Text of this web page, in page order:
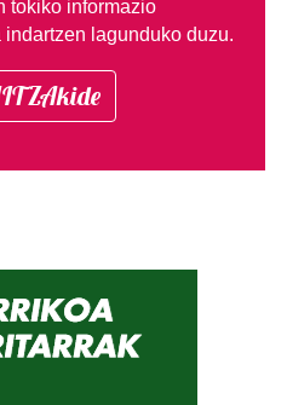
tokiko informazio
lagunduko duzu.